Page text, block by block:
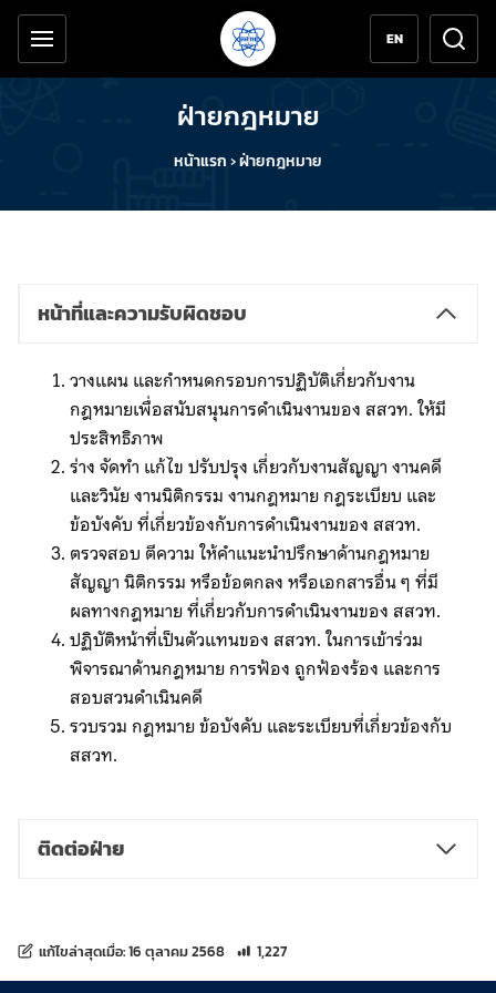
ข้ามไปยังเนื้อหาหลัก
เครื่องมือช่วยเหลือ
EN
ฝ่ายกฎหมาย
หน้าแรก›ฝ่ายกฎหมาย
หน้าที่และความรับผิดชอบ
วางแผน และกำหนดกรอบการปฏิบัติเกี่ยวกับงาน
กฎหมายเพื่อสนับสนุนการดำเนินงานของ สสวท. ให้มี
ประสิทธิภาพ
ร่าง จัดทำ แก้ไข ปรับปรุง เกี่ยวกับงานสัญญา งานคดี
และวินัย งานนิติกรรม งานกฎหมาย กฎระเบียบ และ
ข้อบังคับ ที่เกี่ยวข้องกับการดำเนินงานของ สสวท.
ตรวจสอบ ตีความ ให้คำแนะนำปรึกษาด้านกฎหมาย
สัญญา นิติกรรม หรือข้อตกลง หรือเอกสารอื่น ๆ ที่มี
ผลทางกฎหมาย ที่เกี่ยวกับการดำเนินงานของ สสวท.
ปฏิบัติหน้าที่เป็นตัวแทนของ สสวท. ในการเข้าร่วม
พิจารณาด้านกฎหมาย การฟ้อง ถูกฟ้องร้อง และการ
สอบสวนดำเนินคดี
รวบรวม กฎหมาย ข้อบังคับ และระเบียบที่เกี่ยวข้องกับ
สสวท.
ติดต่อฝ่าย
แก้ไขล่าสุดเมื่อ:16 ตุลาคม 2568 จำนวนการเข้าชม 1,227 ครั้ง
1,227